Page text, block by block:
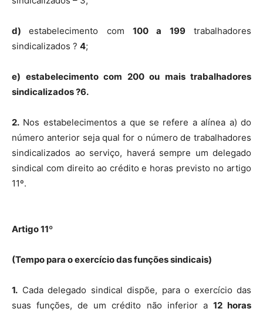
d)estabelecimento com100 a 199trabalhadores
sindicalizados ? 4;
e) estabelecimento com 200 ou mais trabalhadores
sindicalizados ?6.
2. Nos estabelecimentos a que se refere a alínea a) do
número anterior seja qual for o número de trabalhadores
sindicalizados ao serviço, haverá sempre um delegado
sindical com direito ao crédito e horas previsto no artigo
11º.
Artigo 11º
(Tempo para o exercício das funções sindicais)
1. Cada delegado sindical dispõe, para o exercício das
suas funções, de um crédito não inferior a 12 horas